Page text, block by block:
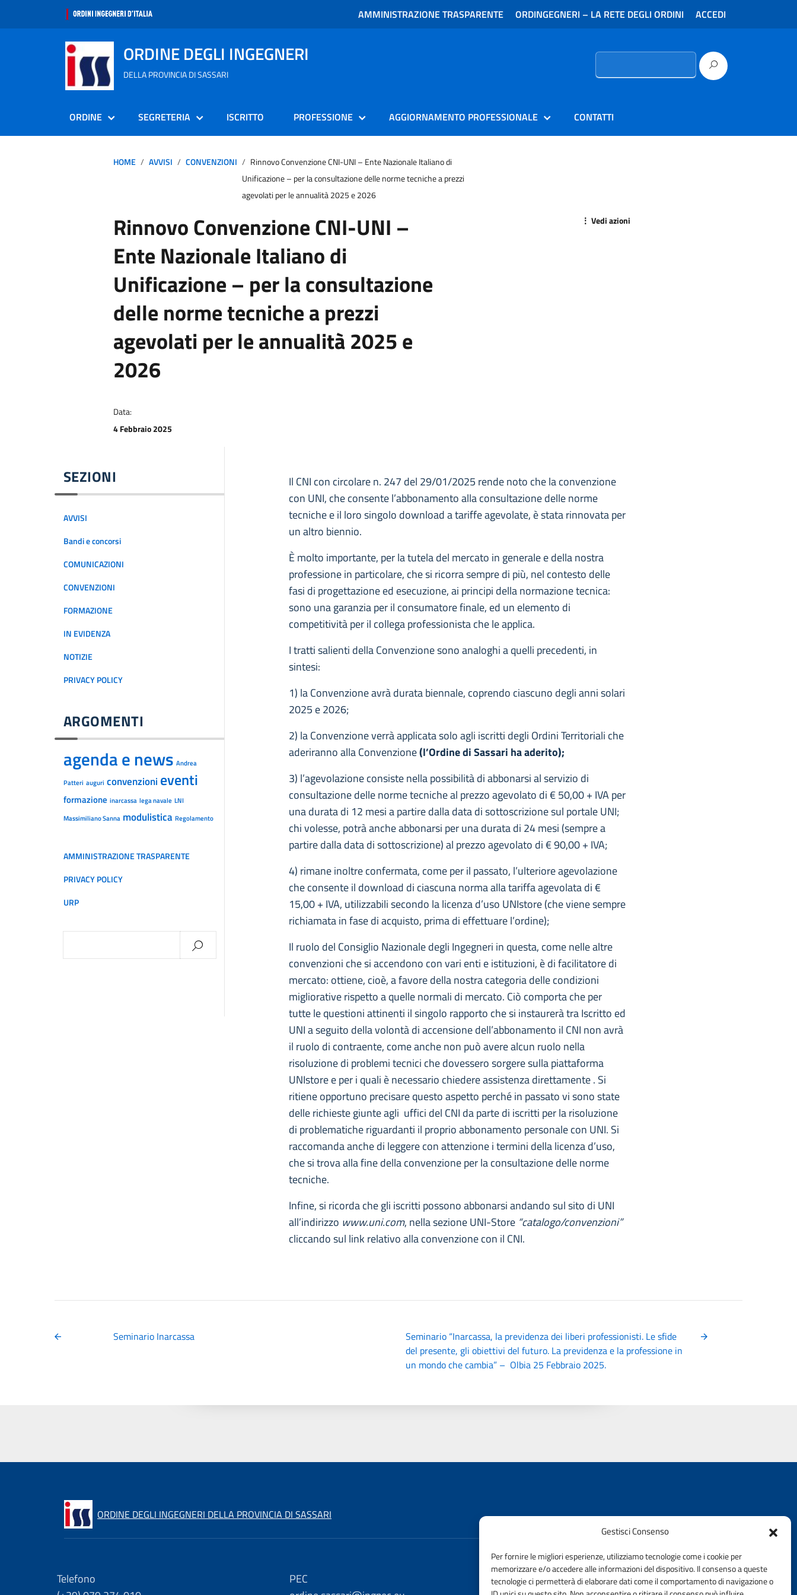
Gestisci Consenso
Per fornire le migliori esperienze, utilizziamo tecnologie come i cookie per
memorizzare e/o accedere alle informazioni del dispositivo. Il consenso a queste
tecnologie ci permetterà di elaborare dati come il comportamento di navigazione o
AMMINISTRAZIONE TRASPARENTE ORDINGEGNERI – LA RETE DEGLI ORDINI ACCEDI
ORDINE DEGLI INGEGNERI
DELLA PROVINCIA DI SASSARI
Ricerca
ORDINE SEGRETERIA ISCRITTO PROFESSIONE AGGIORNAMENTO PROFESSIONALE CONTATTI
HOME AVVISI CONVENZIONI
Rinnovo Convenzione CNI-UNI – Ente Nazionale Italiano di
Unificazione – per la consultazione delle norme tecniche a prezzi
agevolati per le annualità 2025 e 2026
Rinnovo Convenzione CNI-UNI –
Ente Nazionale Italiano di
Unificazione – per la consultazione
delle norme tecniche a prezzi
agevolati per le annualità 2025 e
2026
⋮ Vedi azioni
Data:
4 Febbraio 2025
SEZIONI
AVVISI
Bandi e concorsi
COMUNICAZIONI
CONVENZIONI
FORMAZIONE
IN EVIDENZA
NOTIZIE
PRIVACY POLICY
ARGOMENTI
agenda e news Andrea
Patteri auguri convenzioni eventi
formazione inarcassa lega navale LNI
Massimiliano Sanna modulistica Regolamento
AMMINISTRAZIONE TRASPARENTE
PRIVACY POLICY
URP
per:
Il CNI con circolare n. 247 del 29/01/2025 rende noto che la convenzione
con UNI, che consente l’abbonamento alla consultazione delle norme
tecniche e il loro singolo download a tariffe agevolate, è stata rinnovata per
un altro biennio.
È molto importante, per la tutela del mercato in generale e della nostra
professione in particolare, che si ricorra sempre di più, nel contesto delle
fasi di progettazione ed esecuzione, ai principi della normazione tecnica:
sono una garanzia per il consumatore finale, ed un elemento di
competitività per il collega professionista che le applica.
I tratti salienti della Convenzione sono analoghi a quelli precedenti, in
sintesi:
1) la Convenzione avrà durata biennale, coprendo ciascuno degli anni solari
2025 e 2026;
2) la Convenzione verrà applicata solo agli iscritti degli Ordini Territoriali che
aderiranno alla Convenzione(l’Ordine di Sassari ha aderito);
3) l’agevolazione consiste nella possibilità di abbonarsi al servizio di
consultazione delle norme tecniche al prezzo agevolato di € 50,00 + IVA per
una durata di 12 mesi a partire dalla data di sottoscrizione sul portale UNI;
chi volesse, potrà anche abbonarsi per una durata di 24 mesi (sempre a
partire dalla data di sottoscrizione) al prezzo agevolato di € 90,00 + IVA;
4) rimane inoltre confermata, come per il passato, l’ulteriore agevolazione
che consente il download di ciascuna norma alla tariffa agevolata di €
15,00 + IVA, utilizzabili secondo la licenza d’uso UNIstore (che viene sempre
richiamata in fase di acquisto, prima di effettuare l’ordine);
Il ruolo del Consiglio Nazionale degli Ingegneri in questa, come nelle altre
convenzioni che si accendono con vari enti e istituzioni, è di facilitatore di
mercato: ottiene, cioè, a favore della nostra categoria delle condizioni
migliorative rispetto a quelle normali di mercato. Ciò comporta che per
tutte le questioni attinenti il singolo rapporto che si instaurerà tra Iscritto ed
UNI a seguito della volontà di accensione dell’abbonamento il CNI non avrà
il ruolo di contraente, come anche non può avere alcun ruolo nella
risoluzione di problemi tecnici che dovessero sorgere sulla piattaforma
UNIstore e per i quali è necessario chiedere assistenza direttamente . Si
ritiene opportuno precisare questo aspetto perché in passato vi sono state
delle richieste giunte agli uffici del CNI da parte di iscritti per la risoluzione
di problematiche riguardanti il proprio abbonamento personale con UNI. Si
raccomanda anche di leggere con attenzione i termini della licenza d’uso,
che si trova alla fine della convenzione per la consultazione delle norme
tecniche.
Infine, si ricorda che gli iscritti possono abbonarsi andando sul sito di UNI
all’indirizzo www.uni.com, nella sezione UNI-Store “catalogo/convenzioni”
cliccando sul link relativo alla convenzione con il CNI.
Seminario Inarcassa
Seminario “Inarcassa, la previdenza dei liberi professionisti. Le sfide
del presente, gli obiettivi del futuro. La previdenza e la professione in
un mondo che cambia” – Olbia 25 Febbraio 2025.
ORDINE DEGLI INGEGNERI DELLA PROVINCIA DI SASSARI
Telefono
PEC
e-mail